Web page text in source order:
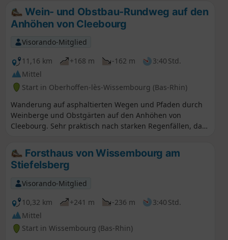
Häuser, die vor 1700 erbaut wurden,
und die imposante Kirche St-Pierre-
et-St-Paul entdecken. Die Ursprünge
der Stadt gehen auf die Mitte des 7.
Jahrhunderts zurück, als
Benediktinermönche auf einer Insel
in der Lauter eine Abtei namens St-
Pierre-et-Paul gründeten. Die Stadt ist
wie durch ein Wunder aus einer
Geschichte voller Belagerungen,
Katastrophen und Kriegshandlungen
entstanden. 1870 wurde eine Schlacht
nach ihr benannt.
Wein- und Obstbau-Rundweg auf den
Anhöhen von Cleebourg
Visorando-Mitglied
11,16 km
+168 m -162 m
3:40 Std.
Mittel
Start in Oberhoffen-lès-Wissembourg (Bas-Rhin)
Wanderung auf asphaltierten Wegen und Pfaden durch
Weinberge und Obstgärten auf den Anhöhen von
Cleebourg. Sehr praktisch nach starken Regenfällen, da
befindet sich in der Nähe der Schule von Oberhoffen-les-
Wissembourg. Auf halber Strecke, nach etwa zwei
Stunden Wanderung, können Sie im Restaurant Le
Cleebourg eine Pause einlegen, die Weinkeller
besichtigen und verschiedene Rebsorten verkosten. Sie
überblicken die Dörfer Cleebourg, Rott und Oberhoffen-
les-Wissembourg mit herrlicher Aussicht.
Forsthaus von Wissembourg am
Stiefelsberg
Visorando-Mitglied
10,32 km
+241 m -236 m
3:40 Std.
Mittel
Start in Wissembourg (Bas-Rhin)